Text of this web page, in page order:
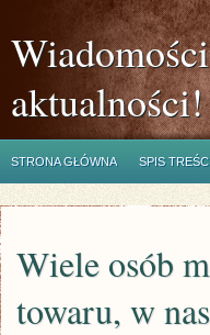
aktualności!
STRONA GŁÓWNA SPIS
Wiele osób
towaru, w